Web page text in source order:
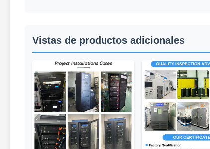
Vistas de productos adicionales